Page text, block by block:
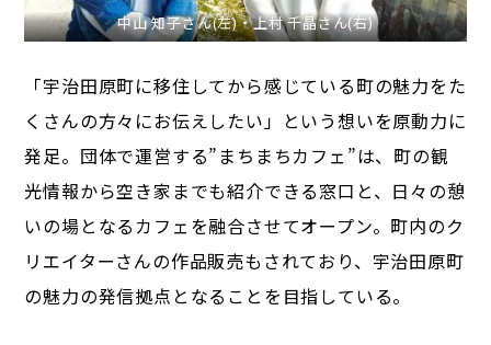
中山 知子さん(左)・上村 千晶さん(右)
「宇治田原町に移住してから感じている町の魅力をた
くさんの方々にお伝えしたい」という想いを原動力に
発足。団体で運営する”まちまちカフェ”は、町の観
光情報から空き家までも紹介できる窓口と、日々の憩
いの場となるカフェを融合させてオープン。町内のク
リエイターさんの作品販売もされており、宇治田原町
の魅力の発信拠点となることを目指している。